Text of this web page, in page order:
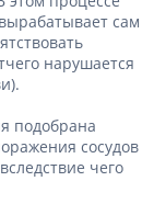
сам
нарушается
подобрана
сосудов
чего